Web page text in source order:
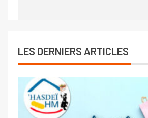
LES DERNIERS ARTICLES